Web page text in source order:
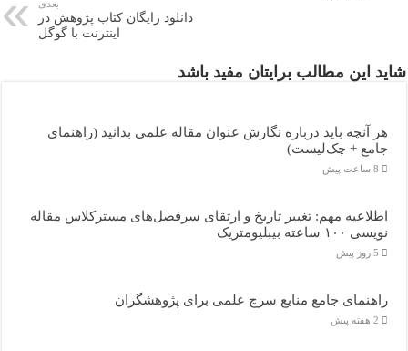
بعدی
دانلود رایگان کتاب پژوهش در
اينترنت با گوگل
شاید این مطالب برایتان مفید باشد
هر آنچه باید درباره نگارش عنوان مقاله علمی بدانید (راهنمای
جامع + چک‌لیست)
8 ساعت پیش
اطلاعیه مهم: تغییر تاریخ و ارتقای سرفصل‌های مسترکلاس مقاله
نویسی ۱۰۰ ساعته بیبلیومتریک
5 روز پیش
راهنمای جامع منابع سرچ علمی برای پژوهشگران
2 هفته پیش